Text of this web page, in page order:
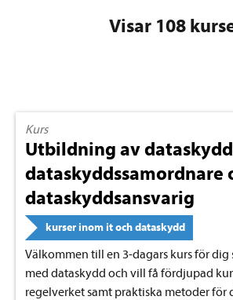
Visar 108
Kurs
Utbildning av
dataskyddssamordnare
dataskyddsansvarig
kurser inom it och dataskydd
Välkommen till en 3-dagars kurs för dig
med dataskydd och vill få fördjupad
regelverket samt praktiska metoder för